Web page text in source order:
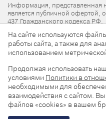
Информация, представленная
является публичной офертой,
437 Гражданского кодекса РФ.
Нормативная документация
ADP в социальных
© 2026, ООО
На сайте используются
работы сайта, а также для
использованием
Продолжая использовать
условиями Политики в
необходимыми для
взаимодействия с сайтом.
файлов «cookies» в вашем